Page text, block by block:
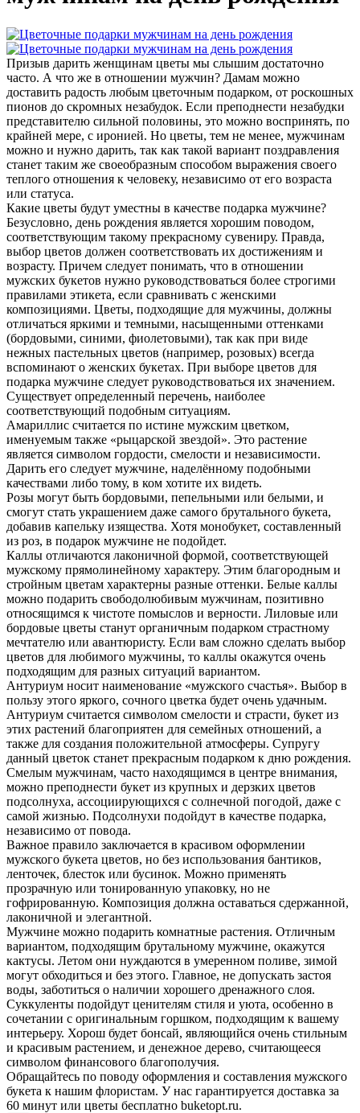
Призыв дарить женщинам цветы мы слышим достаточно
часто. А что же в отношении мужчин? Дамам можно
доставить радость любым цветочным подарком, от роскошных
пионов до скромных незабудок. Если преподнести незабудки
представителю сильной половины, это можно воспринять, по
крайней мере, с иронией. Но цветы, тем не менее, мужчинам
можно и нужно дарить, так как такой вариант поздравления
станет таким же своеобразным способом выражения своего
теплого отношения к человеку, независимо от его возраста
или статуса.
Какие цветы будут уместны в качестве подарка мужчине?
Безусловно, день рождения является хорошим поводом,
соответствующим такому прекрасному сувениру. Правда,
выбор цветов должен соответствовать их достижениям и
возрасту. Причем следует понимать, что в отношении
мужских букетов нужно руководствоваться более строгими
правилами этикета, если сравнивать с женскими
композициями. Цветы, подходящие для мужчины, должны
отличаться яркими и темными, насыщенными оттенками
(бордовыми, синими, фиолетовыми), так как при виде
нежных пастельных цветов (например, розовых) всегда
вспоминают о женских букетах. При выборе цветов для
подарка мужчине следует руководствоваться их значением.
Существует определенный перечень, наиболее
соответствующий подобным ситуациям.
Амариллис считается по истине мужским цветком,
именуемым также «рыцарской звездой». Это растение
является символом гордости, смелости и независимости.
Дарить его следует мужчине, наделённому подобными
качествами либо тому, в ком хотите их видеть.
Розы могут быть бордовыми, пепельными или белыми, и
смогут стать украшением даже самого брутального букета,
добавив капельку изящества. Хотя монобукет, составленный
из роз, в подарок мужчине не подойдет.
Каллы отличаются лаконичной формой, соответствующей
мужскому прямолинейному характеру. Этим благородным и
стройным цветам характерны разные оттенки. Белые каллы
можно подарить свободолюбивым мужчинам, позитивно
относящимся к чистоте помыслов и верности. Лиловые или
бордовые цветы станут органичным подарком страстному
мечтателю или авантюристу. Если вам сложно сделать выбор
цветов для любимого мужчины, то каллы окажутся очень
подходящим для разных ситуаций вариантом.
Антуриум носит наименование «мужского счастья». Выбор в
пользу этого яркого, сочного цветка будет очень удачным.
Антуриум считается символом смелости и страсти, букет из
этих растений благоприятен для семейных отношений, а
также для создания положительной атмосферы. Супругу
данный цветок станет прекрасным подарком к дню рождения.
Смелым мужчинам, часто находящимся в центре внимания,
можно преподнести букет из крупных и дерзких цветов
подсолнуха, ассоциирующихся с солнечной погодой, даже с
самой жизнью. Подсолнухи подойдут в качестве подарка,
независимо от повода.
Важное правило заключается в красивом оформлении
мужского букета цветов, но без использования бантиков,
ленточек, блесток или бусинок. Можно применять
прозрачную или тонированную упаковку, но не
гофрированную. Композиция должна оставаться сдержанной,
лаконичной и элегантной.
Мужчине можно подарить комнатные растения. Отличным
вариантом, подходящим брутальному мужчине, окажутся
кактусы. Летом они нуждаются в умеренном поливе, зимой
могут обходиться и без этого. Главное, не допускать застоя
воды, заботиться о наличии хорошего дренажного слоя.
Суккуленты подойдут ценителям стиля и уюта, особенно в
сочетании с оригинальным горшком, подходящим к вашему
интерьеру. Хорош будет бонсай, являющийся очень стильным
и красивым растением, и денежное дерево, считающееся
символом финансового благополучия.
Обращайтесь по поводу оформления и составления мужского
букета к нашим флористам. У нас гарантируется доставка за
60 минут или цветы бесплатно buketopt.ru.